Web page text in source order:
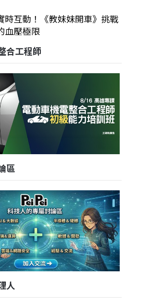
時互動！《教妹妹開車》挑戰
血壓極限
合工程師
區
人